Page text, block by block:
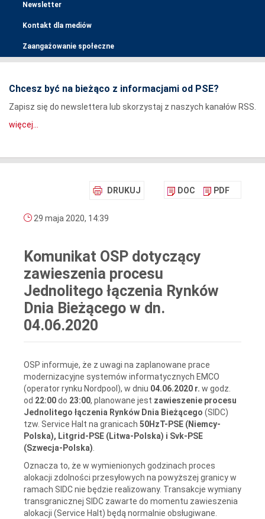
Newsletter
Kontakt dla mediów
Zaangażowanie społeczne
Chcesz być na bieżąco z informacjami od PSE?
Zapisz się do newslettera lub skorzystaj z naszych kanałów RSS.
więcej...
DRUKUJ DOC PDF
29 maja 2020, 14:39
Komunikat OSP dotyczący
zawieszenia procesu
Jednolitego łączenia Rynków
Dnia Bieżącego w dn.
04.06.2020
OSP informuje, że z uwagi na zaplanowane prace
modernizacyjne systemów informatycznych EMCO
(operator rynku Nordpool), w dniu 04.06.2020 r. w godz.
od 22:00do 23:00, planowane jest zawieszenie procesu
Jednolitego łączenia Rynków Dnia Bieżącego (SIDC)
tzw. Service Halt na granicach 50HzT-PSE (Niemcy-
Polska), Litgrid-PSE (Litwa-Polska) i Svk-PSE
(Szwecja-Polska)
Oznacza to, że w wymienionych godzinach proces
alokacji zdolności przesyłowych na powyższej granicy w
ramach SIDC nie będzie realizowany. Transakcje wymiany
transgranicznej SIDC zawarte do momentu zawieszenia
alokacji (Service Halt) będą normalnie obsługiwane.